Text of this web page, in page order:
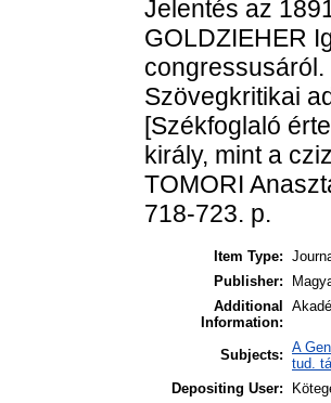
Jelentés az
GOLDZIEHER
Szövegkritikai
[Székfoglaló
király, mint a
TOMORI
718-723. p.
Item Type:
Publisher:
Additional
Information:
Subjects: A
tud.
Depositing User: